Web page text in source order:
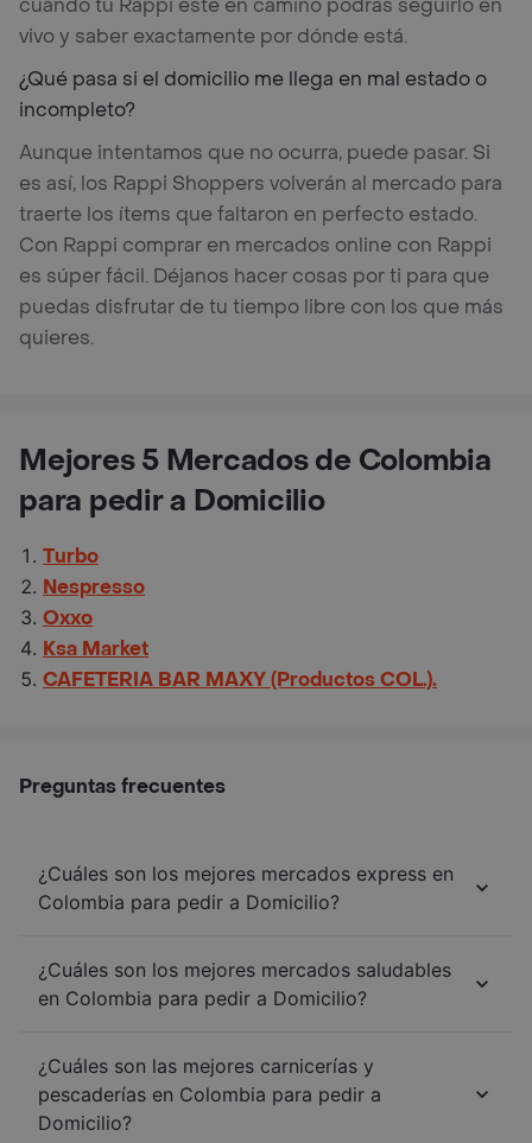
cuando tu Rappi esté en camino podrás seguirlo en
vivo y saber exactamente por dónde está.
¿Qué pasa si el domicilio me llega en mal estado o
incompleto?
Aunque intentamos que no ocurra, puede pasar. Si
es así, los Rappi Shoppers volverán al mercado para
traerte los ítems que faltaron en perfecto estado.
Con Rappi comprar en mercados online con Rappi
es súper fácil. Déjanos hacer cosas por ti para que
puedas disfrutar de tu tiempo libre con los que más
quieres.
Mejores 5 Mercados de Colombia
para pedir a Domicilio
Turbo
Nespresso
Oxxo
Ksa Market
CAFETERIA BAR MAXY (Productos COL.).
Preguntas frecuentes
¿Cuáles son los mejores mercados express en
Colombia para pedir a Domicilio?
¿Cuáles son los mejores mercados saludables
en Colombia para pedir a Domicilio?
¿Cuáles son las mejores carnicerías y
pescaderías en Colombia para pedir a
Domicilio?